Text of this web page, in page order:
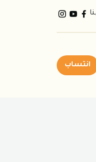
انتساب